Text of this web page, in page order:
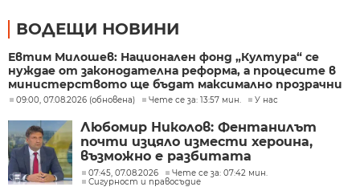
ВОДЕЩИ НОВИНИ
Евтим Милошев: Национален фонд „Култура“ се
нуждае от законодателна реформа, а процесите в
министерството ще бъдат максимално прозрачни
09:00, 07.08.2026 (обновена) Чете се за: 13:57 мин. У нас
Любомир Николов: Фентанилът
почти изцяло измести хероина,
възможно е разбитата
лаборатория да е единствената у
нас
07:45, 07.08.2026
Чете се за: 07:42 мин.
Сигурност и правосъдие